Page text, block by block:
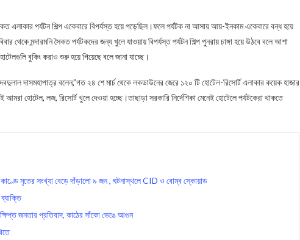
এলাকার পর্যটন শিল্প একেবারে বিপর্যস্ত হয়ে পড়েছিল।ফলে পর্যটক না আসায় আয়-ইনকাম একেবারে বন্ধ হয়ে
থেকে মন্দারমনি সৈকত পর্যটকদের জন্য খুলে যাওয়ায় বিপর্যস্ত পর্যটন শিল্প পুনরায় চাঙ্গা হয়ে উঠবে বলে আশা
বুকিং করাও শুরু হয়ে গিয়েছে বলে জানা যাচ্ছে।
দাসমহাপাত্র বলেন,”গত ২৪ শে মার্চ থেকে লকডাউনের জেরে ১২০ টি হোটেল-রিসোর্ট এলাকার কয়েক হাজার
হোটেল, লজ, রিসোর্ট খুলে দেওয়া হচ্ছে।তাছাড়া সরকারি নির্দেশিকা মেনেই হোটেলে পর্যটকেরা থাকতে
মৃতের সংখ্যা বেড়ে দাঁড়ালো ৯ জন , ঘটনাস্থলে CID ও বোম্ব স্কোয়াড
জনতার প্রতিবাদ, কাঠের সাঁকো ভেঙে আগুন